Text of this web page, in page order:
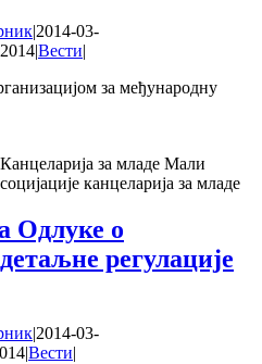
|2014-03-
|Вести|
за међународну
за младе Мали
канцеларија за младе
Одлуке о
регулације
2014-03-
Вести